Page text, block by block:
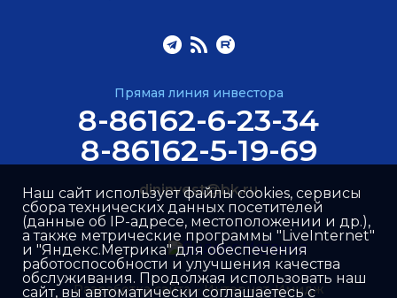
Прямая линия инвестора
8-86162-6-23-34
8-86162-5-19-69
dininvest@bk.ru
Разработка сайта –Интернет-Имидж
Наш сайт использует файлы cookies, сервисы
сбора технических данных посетителей
(данные об IP-адресе, местоположении и др.),
а также метрические программы "LiveInternet"
и "Яндекс.Метрика" для обеспечения
работоспособности и улучшения качества
обслуживания. Продолжая использовать наш
сайт, вы автоматически соглашаетесь с